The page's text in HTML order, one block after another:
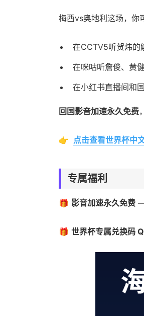
梅西vs奥地利这场，你
在CCTV5听贺炜的
在咪咕听詹俊、黄
在小红书直播间和
回国影音加速永久免费
👉 点击查看世界杯中
专属福利
🎁 影音加速永久免费
🎁 世界杯专属兑换码